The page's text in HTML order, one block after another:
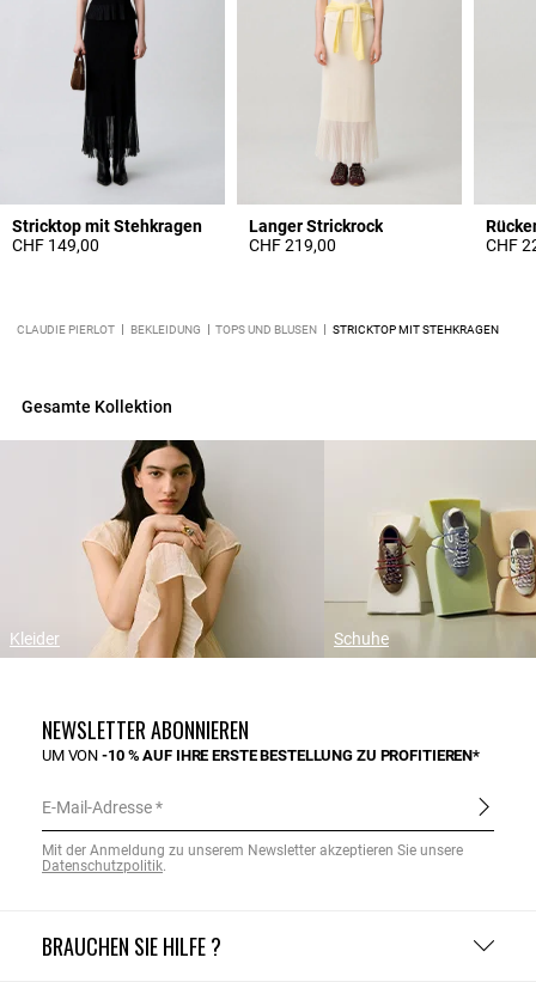
Stricktop mit Stehkragen
CHF 149,00
Langer Strickrock
CHF 219,00
CHF
CLAUDIE PIERLOT BEKLEIDUNG TOPS UND BLUSEN STRICKTOP MIT STEHKRAGEN
Gesamte Kollektion
Kleider Schuhe
BRAUCHEN SIE HILFE ?
NEWSLETTER ABONNIEREN
UM VON-10 % AUF IHRE ERSTE BESTELLUNG ZU PROFITIEREN*
E-Mail-Adresse
Mit der Anmeldung zu unserem Newsletter akzeptieren Sie unsere
Datenschutzpolitik.